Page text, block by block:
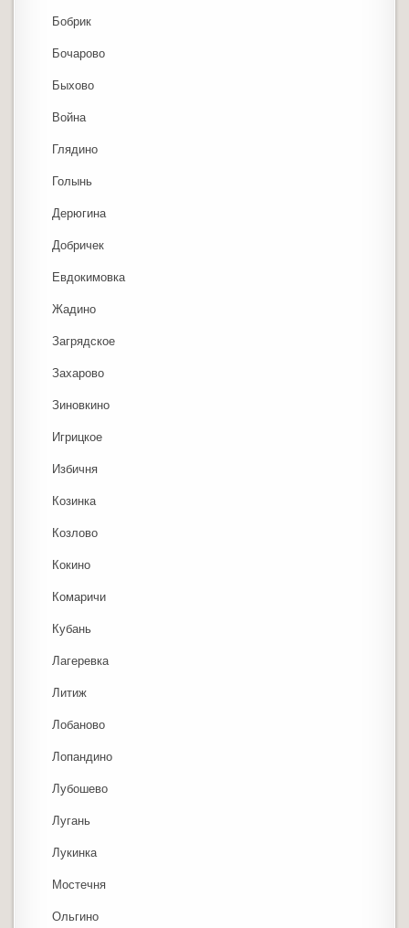
Бобрик
Бочарово
Быхово
Война
Глядино
Голынь
Дерюгина
Добричек
Евдокимовка
Жадино
Загрядское
Захарово
Зиновкино
Игрицкое
Избичня
Козинка
Козлово
Кокино
Комаричи
Кубань
Лагеревка
Литиж
Лобаново
Лопандино
Лубошево
Лугань
Лукинка
Мостечня
Ольгино